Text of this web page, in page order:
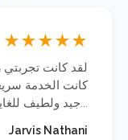
★★★★★
لقد كانت تجربتي
كانت الخدمة
جيد ولطيف للغاية...
Jarvis Nathani